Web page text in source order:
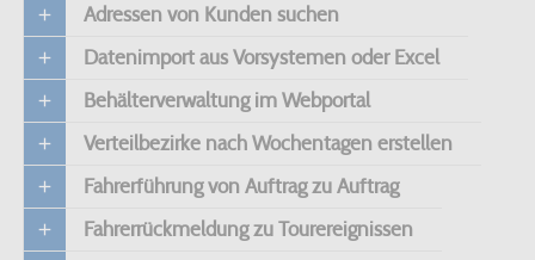
Adressen von Kunden suchen
Datenimport aus Vorsystemen oder Excel
Behälterverwaltung im Webportal
Verteilbezirke nach Wochentagen erstellen
Fahrerführung von Auftrag zu Auftrag
Fahrerrückmeldung zu Tourereignissen